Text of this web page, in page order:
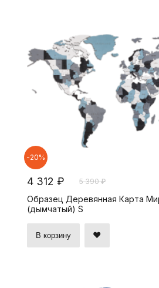
-20%
4 312 ₽ 5 390 ₽
Образец Деревянная Карта
(дымчатый) S
В корзину